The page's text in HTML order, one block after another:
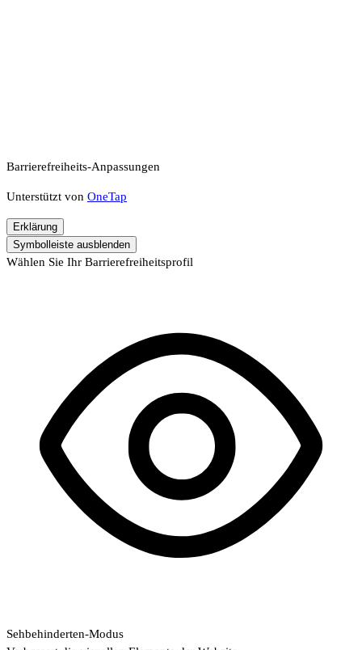
Barrierefreiheits-Anpassungen
Unterstützt von OneTap
Erklärung
Symbolleiste ausblenden
Wählen Sie Ihr Barrierefreiheitsprofil
Sehbehinderten-Modus